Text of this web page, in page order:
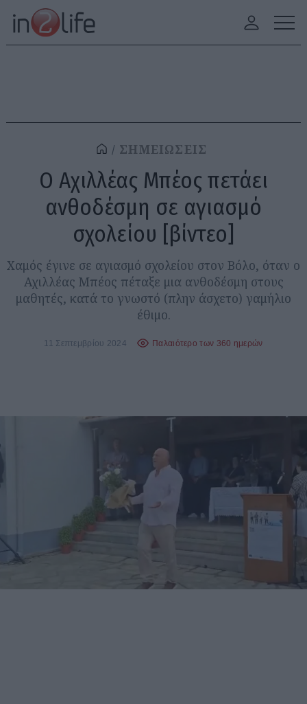
ΣΗΜΕΙΩΣΕΙΣ
Ο Αχιλλέας Μπέος πετάει
ανθοδέσμη σε αγιασμό
σχολείου [βίντεο]
Χαμός έγινε σε αγιασμό σχολείου στον Βόλο, όταν ο
Αχιλλέας Μπέος πέταξε μια ανθοδέσμη στους
μαθητές, κατά το γνωστό (πλην άσχετο) γαμήλιο
έθιμο.
11 Σεπτεμβρίου 2024 Παλαιότερο των 360 ημερών